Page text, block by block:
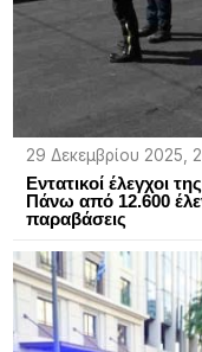
29 Δεκεμβρίου 2025,
Εντατικοί έλεγχοι
Πάνω από 12.600
παραβάσεις